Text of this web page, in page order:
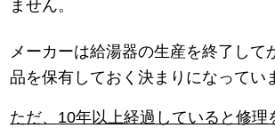
ません。
メーカーは給湯器の生産を終了して
品を保有しておく決まりになってい
ただ、10年以上経過していると修理